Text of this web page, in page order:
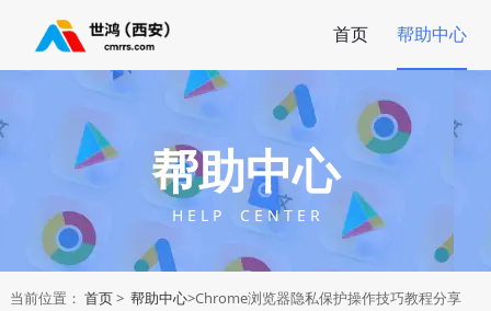
首页 帮助中心
帮助中心
H E L P C E N T E R
当前位置： 首页> 帮助中心>Chrome浏览器隐私保护操作技巧教程分享